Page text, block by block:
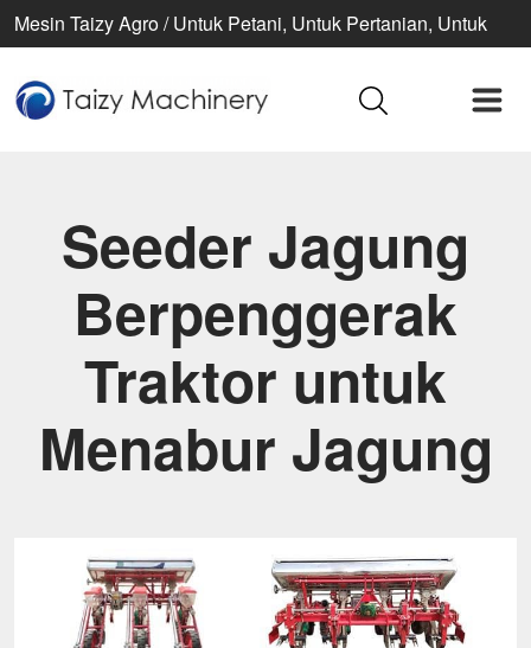
Mesin Taizy Agro / Untuk Petani, Untuk Pertanian, Untuk
Seeder Jagung
Berpenggerak
Traktor untuk
Menabur Jagung